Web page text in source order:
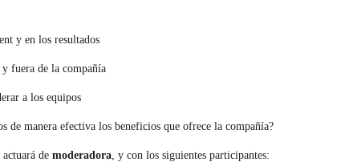
y en los resultados
fuera de la compañía
a los equipos
de manera efectiva los beneficios que ofrece la compañía?
actuará de moderadora , y con los siguientes participantes: